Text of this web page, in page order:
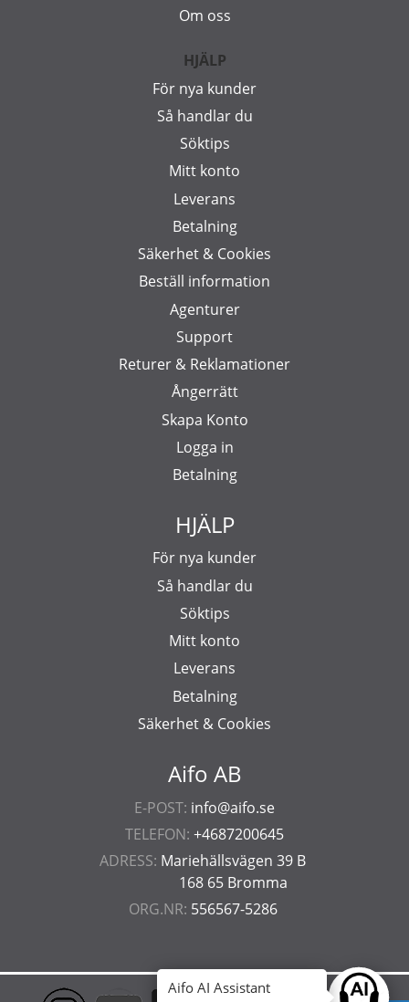
Aifo AB
E-POST: info@aifo.se
TELEFON: +4687200645
ADRESS: Mariehällsvägen 39 B
168 65 Bromma
ORG.NR: 556567-5286
Om oss
HJÄLP
För nya kunder
Så handlar du
Söktips
Mitt konto
Leverans
Betalning
Säkerhet & Cookies
Beställ information
Agenturer
Support
Returer & Reklamationer
Ångerrätt
Skapa Konto
Logga in
Betalning
HJÄLP
För nya kunder
Så handlar du
Söktips
Mitt konto
Leverans
Betalning
Säkerhet & Cookies
Ask
Aifo AI Assistant